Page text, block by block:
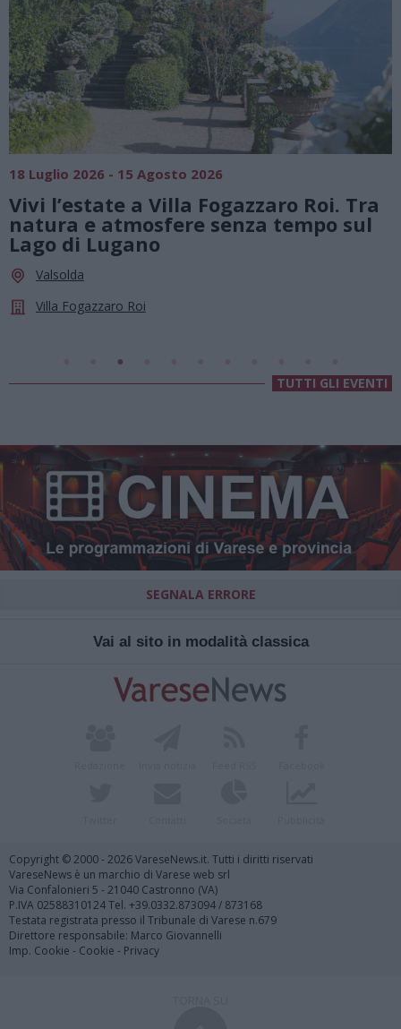
18 Luglio 2026 - 15 Agosto 2026
Vivi l’estate a Villa Fogazzaro Roi. Tra
natura e atmosfere senza tempo sul
Lago di Lugano
Valsolda
Villa Fogazzaro Roi
TUTTI GLI EVENTI
SEGNALA ERRORE
Vai al sito in modalità classica
Copyright © 2000 - 2026 VareseNews.it. Tutti i diritti riservati
VareseNews è un marchio di Varese web srl
Via Confalonieri 5 - 21040 Castronno (VA)
P.IVA 02588310124 Tel. +39.0332.873094 / 873168
Testata registrata presso il Tribunale di Varese n.679
Direttore responsabile: Marco Giovannelli
Imp. Cookie - Cookie - Privacy